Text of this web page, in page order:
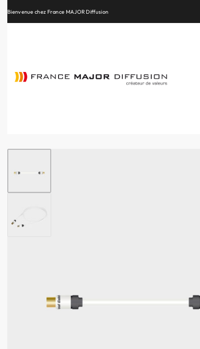
Retrouvez les plus belles marques de la HiFi, de l’intégration et du Home Cinéma